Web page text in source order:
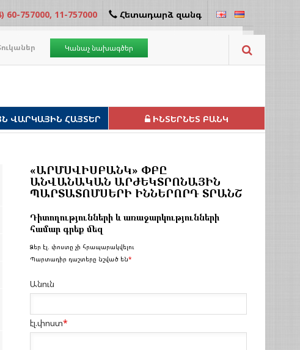
60-757000, 11-757000 Հետադարձ զանգ
Կանաչ նախագծեր
ՎԱՐԿԱՅԻՆ ՀԱՅՏԵՐ ԻՆՏԵՐՆԵՏ ԲԱՆԿ
«ԱՐՄՍՎԻՍԲԱՆԿ» ՓԲԸ
ԱՆՎԱՆԱԿԱՆ ԱՐԺԵԿՏՐՈՆԱՅԻՆ
ՊԱՐՏԱՏՈՄՍԵՐԻ ԻՆՆԵՐՈՐԴ ՏՐԱՆՇ
Դիտողությունների և առաջարկությունների
համար գրեք մեզ
Ձեր էլ. փոստը չի հրապարակվելու
Պարտադիր դաշտերը նշված են*
Անուն
էլ.փոստ*